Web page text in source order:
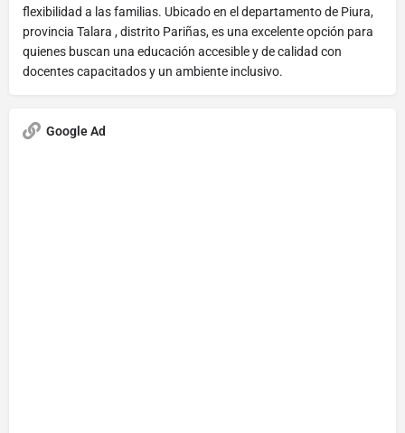
flexibilidad a las familias. Ubicado en el departamento de Piura,
provincia Talara , distrito Pariñas, es una excelente opción para
quienes buscan una educación accesible y de calidad con
docentes capacitados y un ambiente inclusivo.
Google Ad